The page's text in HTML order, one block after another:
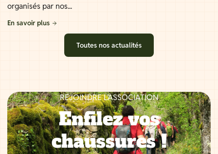
organisés par nos...
En savoir plus
Toutes nos actualités
REJOINDRE L’ASSOCIATION
Enfilez vos
chaussures !